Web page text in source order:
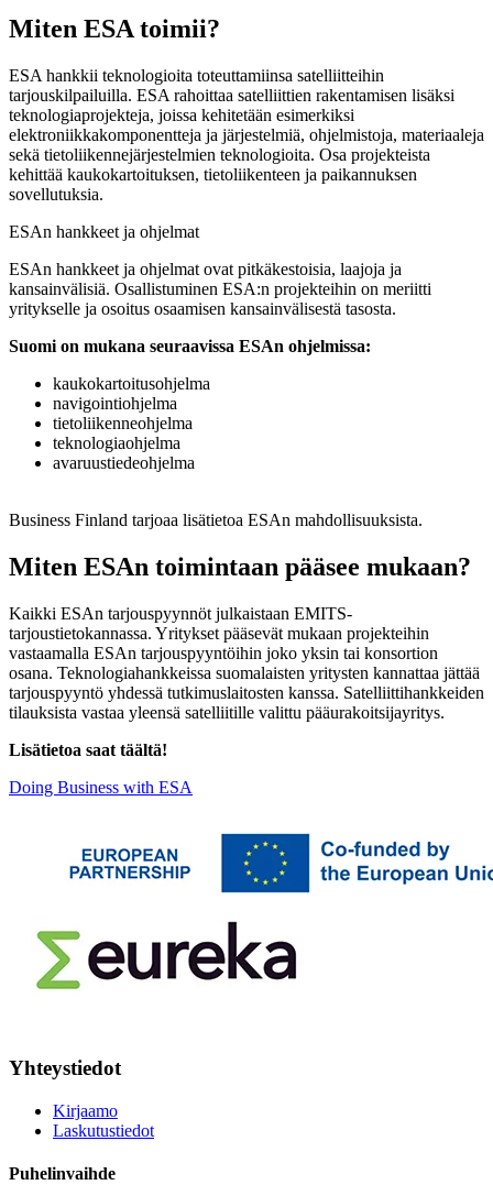
Miten ESA toimii?
ESA hankkii teknologioita toteuttamiinsa satelliitteihin
tarjouskilpailuilla. ESA rahoittaa satelliittien rakentamisen lisäksi
teknologiaprojekteja, joissa kehitetään esimerkiksi
elektroniikkakomponentteja ja järjestelmiä, ohjelmistoja, materiaaleja
sekä tietoliikennejärjestelmien teknologioita. Osa projekteista
kehittää kaukokartoituksen, tietoliikenteen ja paikannuksen
sovellutuksia.
ESAn hankkeet ja ohjelmat
ESAn hankkeet ja ohjelmat ovat pitkäkestoisia, laajoja ja
kansainvälisiä. Osallistuminen ESA:n projekteihin on meriitti
yritykselle ja osoitus osaamisen kansainvälisestä tasosta.
Suomi on mukana seuraavissa ESAn ohjelmissa:
kaukokartoitusohjelma
navigointiohjelma
tietoliikenneohjelma
teknologiaohjelma
avaruustiedeohjelma
Business Finland tarjoaa lisätietoa ESAn mahdollisuuksista.
Miten ESAn toimintaan pääsee mukaan?
Kaikki ESAn tarjouspyynnöt julkaistaan EMITS-
tarjoustietokannassa. Yritykset pääsevät mukaan projekteihin
vastaamalla ESAn tarjouspyyntöihin joko yksin tai konsortion
osana. Teknologiahankkeissa suomalaisten yritysten kannattaa jättää
tarjouspyyntö yhdessä tutkimuslaitosten kanssa. Satelliittihankkeiden
tilauksista vastaa yleensä satelliitille valittu pääurakoitsijayritys.
Lisätietoa saat täältä!
Doing Business with ESA
Yhteystiedot
Kirjaamo
Laskutustiedot
Puhelinvaihde